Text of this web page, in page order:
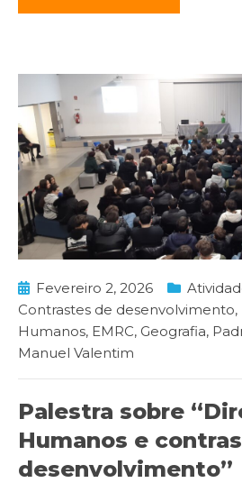
Fevereiro 2, 2026
Contrastes de desenvolvimento,
Humanos, EMRC, Geografia,
Manuel Valentim
Palestra sobre
Humanos e
desenvolvimento”